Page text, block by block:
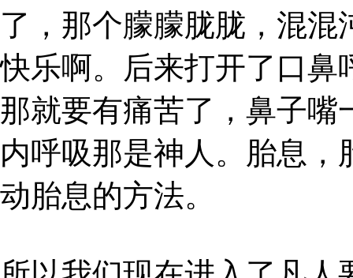
了，那个朦朦胧胧，混
快乐啊。后来打开了口鼻
那就要有痛苦了，鼻子嘴
内呼吸那是神人。胎息
动胎息的方法。